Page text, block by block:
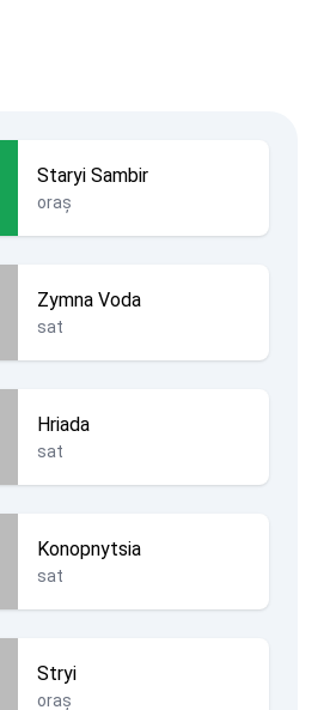
Staryi Sambir
oraș
Zymna Voda
sat
Hriada
sat
Konopnytsia
sat
Stryi
oraș